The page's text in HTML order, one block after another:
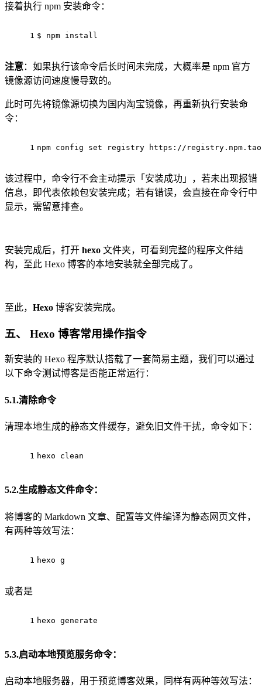
接着执行 npm 安装命令：
1 $ npm install
注意：如果执行该命令后长时间未完成，大概率是 npm 官方
镜像源访问速度慢导致的。
此时可先将镜像源切换为国内淘宝镜像，再重新执行安装命
令：
1 npm config set registry https://
该过程中，命令行不会主动提示「安装成功」，若未出现报错
信息，即代表依赖包安装完成；若有错误，会直接在命令行中
显示，需留意排查。
安装完成后，打开 hexo 文件夹，可看到完整的程序文件结
构，至此 Hexo 博客的本地安装就全部完成了。
至此， Hexo 博客安装完成。
五、 Hexo 博客常用操作指令
新安装的 Hexo 程序默认搭载了一套简易主题，我们可以通过
以下命令测试博客是否能正常运行：
5.1.清除命令
清理本地生成的静态文件缓存，避免旧文件干扰，命令如下：
1 hexo clean
5.2.生成静态文件命令：
将博客的 Markdown 文章、配置等文件编译为静态网页文件，
有两种等效写法：
1 hexo g
或者是
1 hexo generate
5.3.启动本地预览服务命令：
启动本地服务器，用于预览博客效果，同样有两种等效写法：